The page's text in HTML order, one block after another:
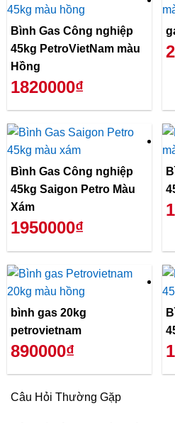
Bình Gas Công nghiệp
45kg PetroVietNam màu
Hồng
1820000₫
Bình Gas Công nghiệp
45kg Saigon Petro Màu
Xám
1950000₫
bình gas 20kg
petrovietnam
890000₫
Câu Hỏi Thường Gặp